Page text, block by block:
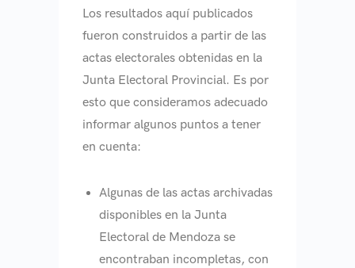
Los resultados aquí publicados
fueron construidos a partir de las
actas electorales obtenidas en la
Junta Electoral Provincial. Es por
esto que consideramos adecuado
informar algunos puntos a tener
en cuenta:
Algunas de las actas archivadas
disponibles en la Junta
Electoral de Mendoza se
encontraban incompletas, con